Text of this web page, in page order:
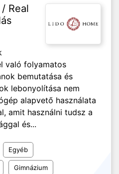
Real
való folyamatos
bemutatása és
lebonyolítása nem
alapvető használata
amit használni tudsz a
és...
Egyéb
Gimnázium